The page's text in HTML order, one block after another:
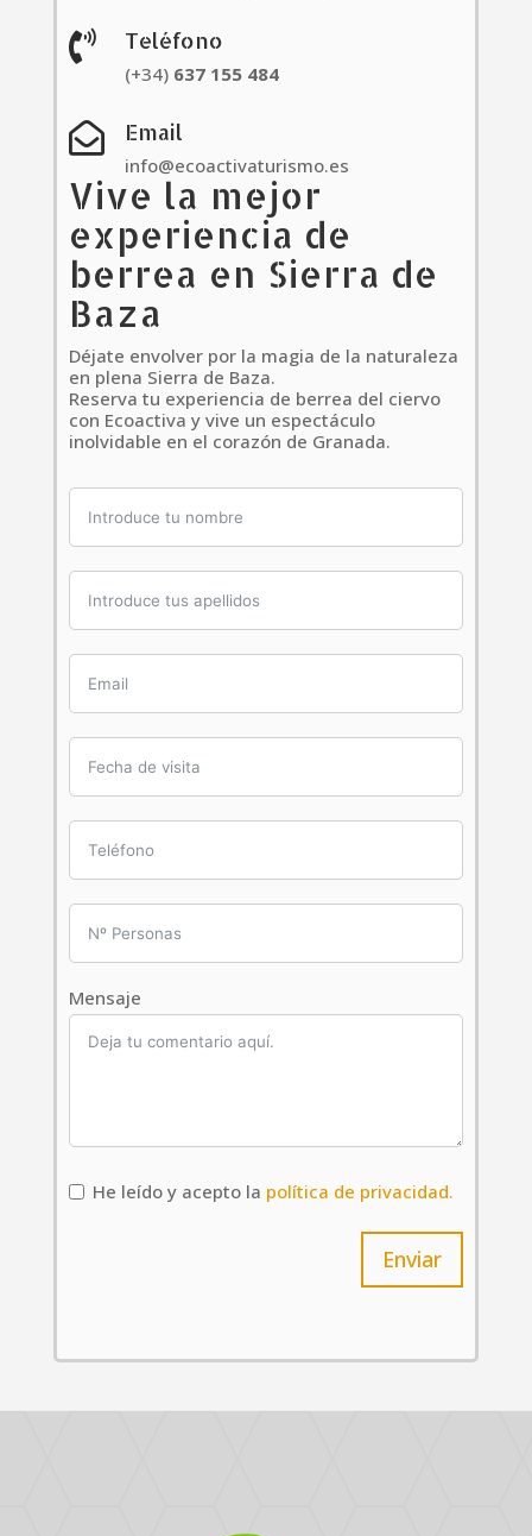
 Teléfono
(+34) 637 155 484
 Email
info@ecoactivaturismo.es
Vive la mejor
experiencia de
berrea en Sierra de
Baza
Déjate envolver por la magia de la naturaleza
en plena Sierra de Baza.
Reserva tu experiencia de berrea del ciervo
con Ecoactiva y vive un espectáculo
inolvidable en el corazón de Granada.
Mensaje
He leído y acepto la política de privacidad.
Enviar